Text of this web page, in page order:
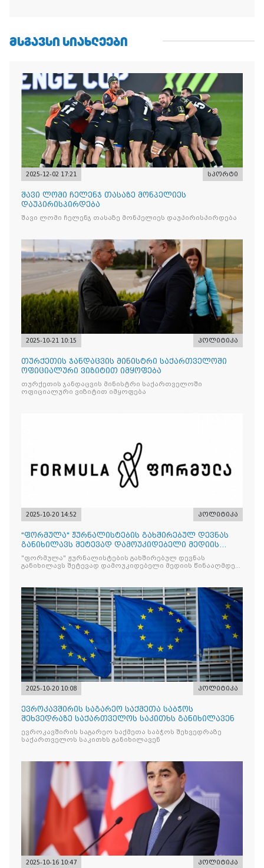
ᲛᲡᲒᲐᲕᲡᲘ ᲡᲘᲐᲮᲚᲔᲔᲑᲘ
2025-12-02 17:21 სპორტი
შავი ლომი ჩელენჯ თასაზე მონპელიეს
დაუპირისპირდება
შავი ლომი ჩელენჯ თასაზე მონპელიეს დაუპირისპირდება
2025-10-21 10:15 პოლიტიკა
თურქეთის ჯანდაცვის მინისტრი საქართველოში
ოფიციალური ვიზიტით იმყოფება
თურქეთის ჯანდაცვის მინისტრი საქართველოში
ოფიციალური ვიზიტით იმყოფება
2025-10-20 14:52 პოლიტიკა
"ფორმულა" ჟურნალისტების გახშირებულ დევნას
განიხილავს შეტევად დამოუკიდებელი მედიის
წინააღმდ
"ფორმულა" ჟურნალისტების გახშირებულ დევნას
განიხილავს შეტევად დამოუკიდებელი მედიის წინააღმდეგ,
2025-10-20 10:08 პოლიტიკა
ევროკავშირის საგარეო საქმეთა საბჭოს
შეხვედრაზე საქართველოს საკითხს განიხილავენ
ევროკავშირის საგარეო საქმეთა საბჭოს შეხვედრაზე
საქართველოს საკითხს განიხილავენ
2025-10-16 10:47 პოლიტიკა